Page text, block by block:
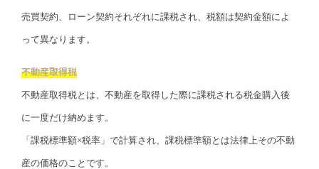
売買契約、ローン契約それぞれに課税され、税額は契約金額によ
って異なります。
不動産取得税
不動産取得税とは、不動産を取得した際に課税される税金購入後
に一度だけ納めます。
「課税標準額×税率」で計算され、課税標準額とは法律上その不動
産の価格のことです。